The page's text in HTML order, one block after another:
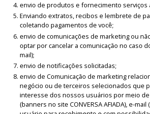
envio de produtos e fornecimento serviços
Enviando extratos, recibos e lembrete de
coletando pagamentos de você;
envio de comunicações de marketing ou
optar por cancelar a comunicação no caso
mail);
envio de notificações solicitadas;
envio de Comunicação de marketing
negócio ou de terceiros selecionados que
interesse dos nossos usuários por meio de
(banners no site CONVERSA AFIADA), e-